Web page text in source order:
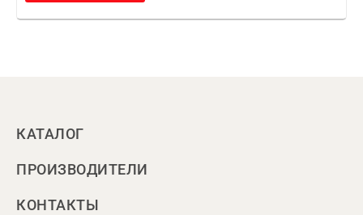
КАТАЛОГ
ПРОИЗВОДИТЕЛИ
КОНТАКТЫ